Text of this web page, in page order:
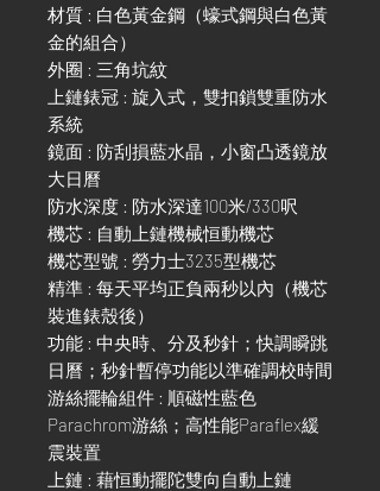
材質 : 白色黃金鋼（蠔式鋼與白色黃
金的組合）
外圈 : 三角坑紋
上鏈錶冠 : 旋入式，雙扣鎖雙重防水
系統
鏡面 : 防刮損藍水晶，小窗凸透鏡放
大日曆
防水深度 : 防水深達100米/330呎
機芯 : 自動上鏈機械恒動機芯
機芯型號 : 勞力士3235型機芯
精準 : 每天平均正負兩秒以內（機芯
裝進錶殼後）
功能 : 中央時、分及秒針；快調瞬跳
日曆；秒針暫停功能以準確調校時間
游絲擺輪組件 : 順磁性藍色
Parachrom游絲；高性能Paraflex緩
震裝置
上鏈 : 藉恒動擺陀雙向自動上鏈